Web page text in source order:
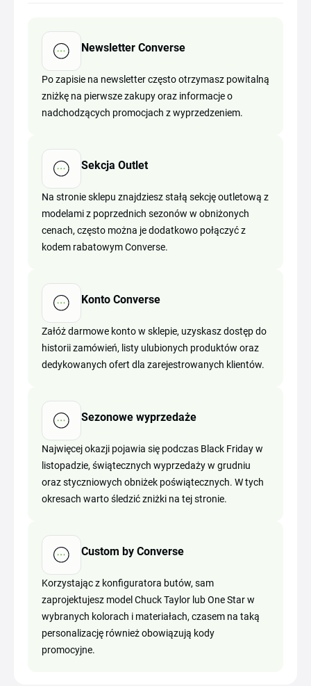
Newsletter Converse
Po zapisie na newsletter często otrzymasz powitalną
zniżkę na pierwsze zakupy oraz informacje o
nadchodzących promocjach z wyprzedzeniem.
Sekcja Outlet
Na stronie sklepu znajdziesz stałą sekcję outletową z
modelami z poprzednich sezonów w obniżonych
cenach, często można je dodatkowo połączyć z
kodem rabatowym Converse.
Konto Converse
Załóż darmowe konto w sklepie, uzyskasz dostęp do
historii zamówień, listy ulubionych produktów oraz
dedykowanych ofert dla zarejestrowanych klientów.
Sezonowe wyprzedaże
Najwięcej okazji pojawia się podczas Black Friday w
listopadzie, świątecznych wyprzedaży w grudniu
oraz styczniowych obniżek poświątecznych. W tych
okresach warto śledzić zniżki na tej stronie.
Custom by Converse
Korzystając z konfiguratora butów, sam
zaprojektujesz model Chuck Taylor lub One Star w
wybranych kolorach i materiałach, czasem na taką
personalizację również obowiązują kody
promocyjne.